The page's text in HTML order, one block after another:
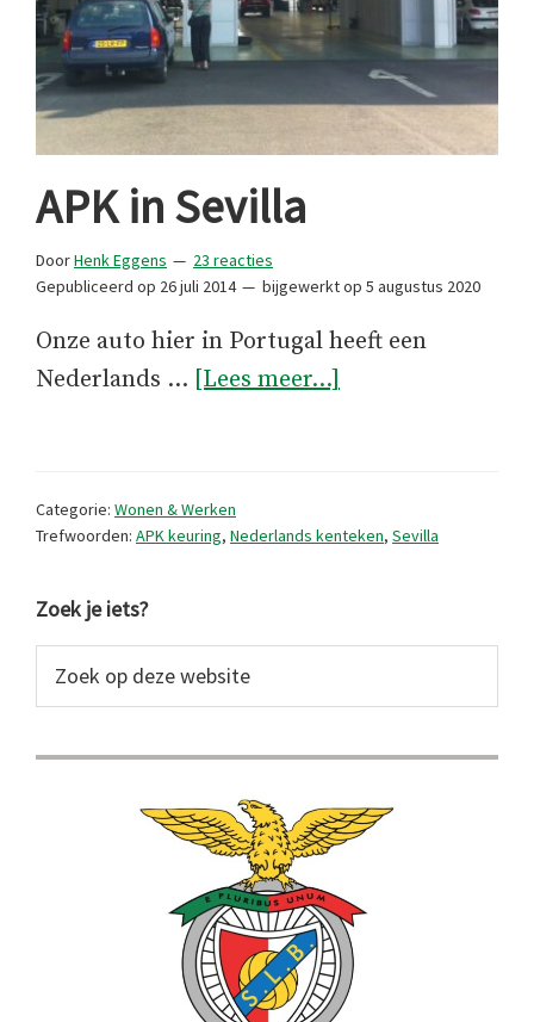
APK in Sevilla
DoorHenk Eggens
23 reacties
Gepubliceerd op 26 juli 2014 bijgewerkt op 5 augustus 2020
Onze auto hier in Portugal heeft een
Nederlands … [Lees meer...]
Categorie: Wonen & Werken
Trefwoorden: APK keuring, Nederlands kenteken, Sevilla
Primaire
Sidebar
Zoek je iets?
op
website